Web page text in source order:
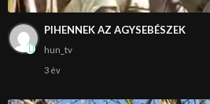
PIHENNEK AZ AGYSEBÉSZEK
hun_tv
3 év